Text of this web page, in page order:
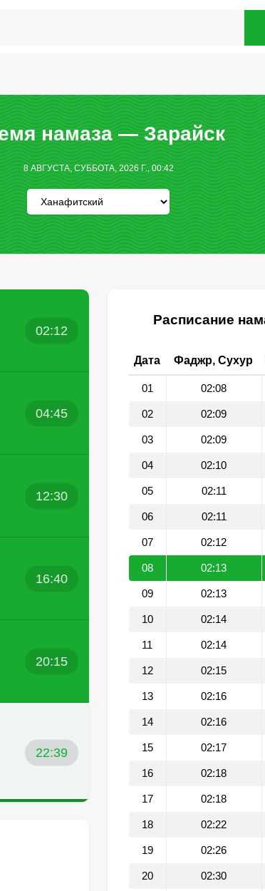
намаза — Зарайск
8 АВГУСТА, СУББОТА, 2026 Г., 00:42
02:12
04:45
12:30
16:40
20:15
22:39
Расписание
Дата Фаджр, Сухур
01 02:08
02 02:09
03 02:09
04 02:10
05 02:11
06 02:11
07 02:12
08 02:13
09 02:13
10 02:14
11 02:14
12 02:15
13 02:16
14 02:16
15 02:17
16 02:18
17 02:18
18 02:22
19 02:26
20 02:30